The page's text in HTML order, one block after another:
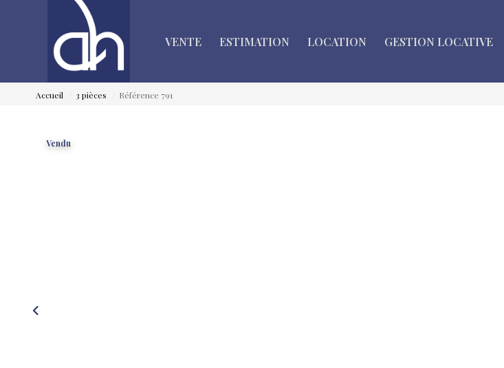
VENTE ESTIMATION LOCATION GESTION LOCATIVE
Accueil 3 pièces Référence 791
Vendu